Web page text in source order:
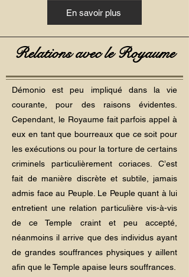
En savoir plus
Relations avec le Royaume
Démonio est peu impliqué dans la vie
courante, pour des raisons évidentes.
Cependant, le Royaume fait parfois appel à
eux en tant que bourreaux que ce soit pour
les exécutions ou pour la torture de certains
criminels particulièrement coriaces. C’est
fait de manière discrète et subtile, jamais
admis face au Peuple. Le Peuple quant à lui
entretient une relation particulière vis-à-vis
de ce Temple craint et peu accepté,
néanmoins il arrive que des individus ayant
de grandes souffrances physiques y aillent
afin que le Temple apaise leurs souffrances.